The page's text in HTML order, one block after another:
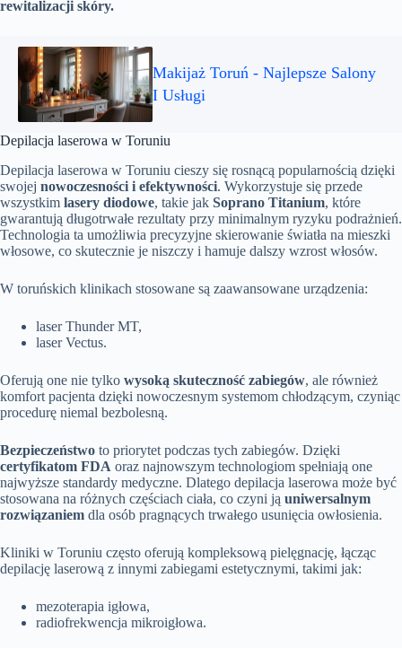
rewitalizacji skóry.
Makijaż Toruń - Najlepsze Salony
I Usługi
Depilacja laserowa w Toruniu
Depilacja laserowa w Toruniu cieszy się rosnącą popularnością dzięki
swojej nowoczesności i efektywności. Wykorzystuje się przede
wszystkim lasery diodowe, takie jak Soprano Titanium, które
gwarantują długotrwałe rezultaty przy minimalnym ryzyku podrażnień.
Technologia ta umożliwia precyzyjne skierowanie światła na mieszki
włosowe, co skutecznie je niszczy i hamuje dalszy wzrost włosów.
W toruńskich klinikach stosowane są zaawansowane urządzenia:
laser Thunder MT,
laser Vectus.
Oferują one nie tylko wysoką skuteczność zabiegów, ale również
komfort pacjenta dzięki nowoczesnym systemom chłodzącym, czyniąc
procedurę niemal bezbolesną.
Bezpieczeństwo to priorytet podczas tych zabiegów. Dzięki
certyfikatom FDA oraz najnowszym technologiom spełniają one
najwyższe standardy medyczne. Dlatego depilacja laserowa może być
stosowana na różnych częściach ciała, co czyni ją uniwersalnym
rozwiązaniem dla osób pragnących trwałego usunięcia owłosienia.
Kliniki w Toruniu często oferują kompleksową pielęgnację, łącząc
depilację laserową z innymi zabiegami estetycznymi, takimi jak:
mezoterapia igłowa,
radiofrekwencja mikroigłowa.